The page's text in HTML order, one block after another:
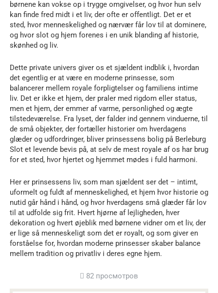
børnene kan vokse op i trygge omgivelser, og hvor hun selv
kan finde fred midt i et liv, der ofte er offentligt. Det er et
sted, hvor menneskelighed og nærvær får lov til at dominere,
og hvor slot og hjem forenes i en unik blanding af historie,
skønhed og liv.
Dette private univers giver os et sjældent indblik i, hvordan
det egentlig er at være en moderne prinsesse, som
balancerer mellem royale forpligtelser og familiens intime
liv. Det er ikke et hjem, der praler med rigdom eller status,
men et hjem, der emmer af varme, personlighed og ægte
tilstedeværelse. Fra lyset, der falder ind gennem vinduerne, til
de små objekter, der fortæller historier om hverdagens
glæder og udfordringer, bliver prinsessens bolig på Berleburg
Slot et levende bevis på, at selv de mest royale af os har brug
for et sted, hvor hjertet og hjemmet mødes i fuld harmoni.
Her er prinsessens liv, som man sjældent ser det – intimt,
uformelt og fuldt af menneskelighed, et hjem hvor historie og
nutid går hånd i hånd, og hvor hverdagens små glæder får lov
til at udfolde sig frit. Hvert hjørne af lejligheden, hver
dekoration og hvert øjeblik med børnene vidner om et liv, der
er lige så menneskeligt som det er royalt, og som giver en
forståelse for, hvordan moderne prinsesser skaber balance
mellem tradition og privatliv i deres egne hjem.
82 просмотров